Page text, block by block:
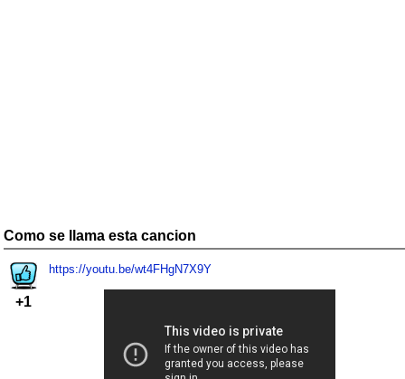
Como se llama esta cancion
+1
https://youtu.be/wt4FHgN7X9Y